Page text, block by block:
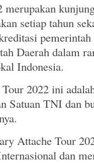
setiap tahun
Daerah dalam
Indonesia.
2022 ini
Satuan TNI dan
Attache Tour
dan